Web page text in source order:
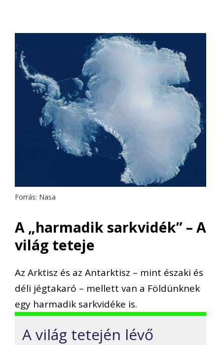
Forrás: Nasa
A „harmadik sarkvidék” – A
világ teteje
Az Arktisz és az Antarktisz – mint északi és
déli jégtakaró – mellett van a Földünknek
egy harmadik sarkvidéke is.
A világ tetején lévő